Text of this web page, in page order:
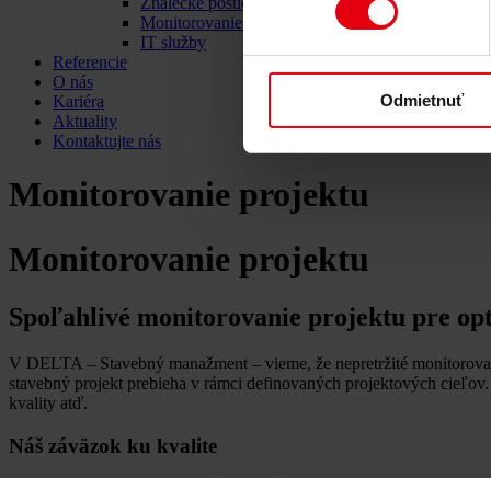
Odmietnuť
Monitorovanie projektu
IT služby
Referencie
O nás
Kariéra
Aktuality
Kontaktujte nás
Monitorovanie projektu
Monitorovanie projektu
Spoľahlivé monitorovanie projektu pre
V DELTA – Stavebný manažment – vieme, že nepretržité
stavebný projekt prebieha v rámci definovaných projektových
kvality atď.
Náš záväzok ku kvalite